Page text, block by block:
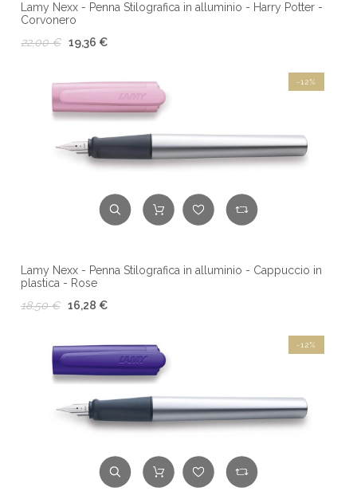
Lamy Nexx - Penna Stilografica in alluminio - Harry Potter -
Corvonero
22,00 €
19,36 €
Lamy Nexx - Penna Stilografica in alluminio - Cappuccio in
plastica - Rose
18,50 €
16,28 €
-12%
-12%